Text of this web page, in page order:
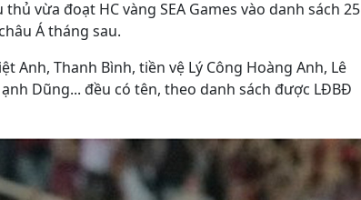
vừa đoạt HC vàng SEA Games vào danh sách 25
Á tháng sau.
Anh, Thanh Bình, tiền vệ Lý Công Hoàng Anh, Lê
Dũng... đều có tên, theo danh sách được LĐBĐ